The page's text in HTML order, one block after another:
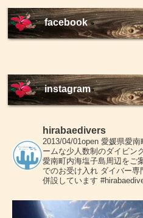
facebook
instagram
hirabaedivers
2013/04/01open 愛媛県愛南
ームな少人数制のダイビン
愛南町内海塩子島周辺をご
でのお受け入れ ダイバー専
併設しています